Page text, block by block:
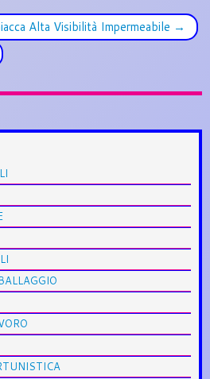
Alta Visibilità Impermeabile →